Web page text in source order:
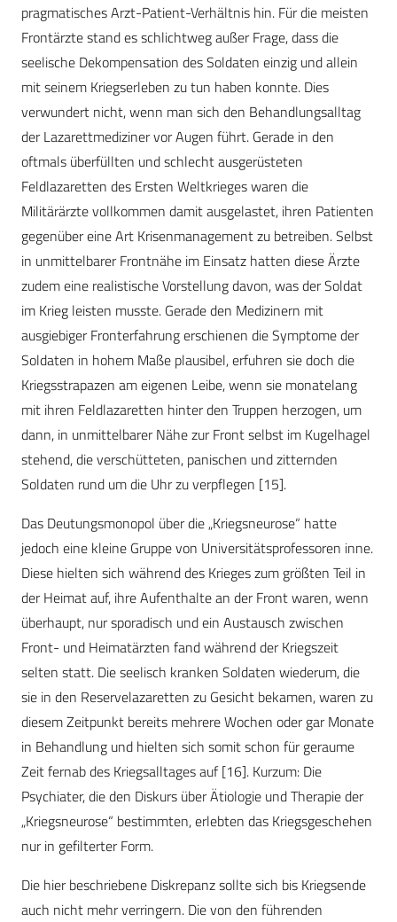
pragmatisches Arzt-Patient-Verhältnis hin. Für die meisten
Frontärzte stand es schlichtweg außer Frage, dass die
seelische Dekompensation des Soldaten einzig und allein
mit seinem Kriegserleben zu tun haben konnte. Dies
verwundert nicht, wenn man sich den Behandlungsalltag
der Lazarettmediziner vor Augen führt. Gerade in den
oftmals überfüllten und schlecht ausgerüsteten
Feldlazaretten des Ersten Weltkrieges waren die
Militärärzte vollkommen damit ausgelastet, ihren Patienten
gegenüber eine Art Krisenmanagement zu betreiben. Selbst
in unmittelbarer Frontnähe im Einsatz hatten diese Ärzte
zudem eine realistische Vorstellung davon, was der Soldat
im Krieg leisten musste. Gerade den Medizinern mit
ausgiebiger Fronterfahrung erschienen die Symptome der
Soldaten in hohem Maße plausibel, erfuhren sie doch die
Kriegsstrapazen am eigenen Leibe, wenn sie monatelang
mit ihren Feldlazaretten hinter den Truppen herzogen, um
dann, in unmittelbarer Nähe zur Front selbst im Kugelhagel
stehend, die verschütteten, panischen und zitternden
Soldaten rund um die Uhr zu verpflegen [15].
Das Deutungsmonopol über die „Kriegsneurose“ hatte
jedoch eine kleine Gruppe von Universitätsprofessoren inne.
Diese hielten sich während des Krieges zum größten Teil in
der Heimat auf, ihre Aufenthalte an der Front waren, wenn
überhaupt, nur sporadisch und ein Austausch zwischen
Front- und Heimatärzten fand während der Kriegszeit
selten statt. Die seelisch kranken Soldaten wiederum, die
sie in den Reservelazaretten zu Gesicht bekamen, waren zu
diesem Zeitpunkt bereits mehrere Wochen oder gar Monate
in Behandlung und hielten sich somit schon für geraume
Zeit fernab des Kriegsalltages auf [16]. Kurzum: Die
Psychiater, die den Diskurs über Ätiologie und Therapie der
„Kriegsneurose“ bestimmten, erlebten das Kriegsgeschehen
nur in gefilterter Form.
Die hier beschriebene Diskrepanz sollte sich bis Kriegsende
auch nicht mehr verringern. Die von den führenden